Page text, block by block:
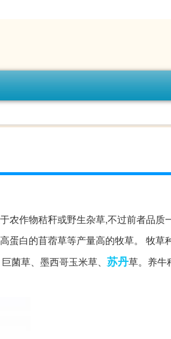
农作物秸秆或野生杂草,不过前者品质
蛋白的苜蓿草等产量高的牧草。 牧草
菌草、墨西哥玉米草、 苏丹草。养牛